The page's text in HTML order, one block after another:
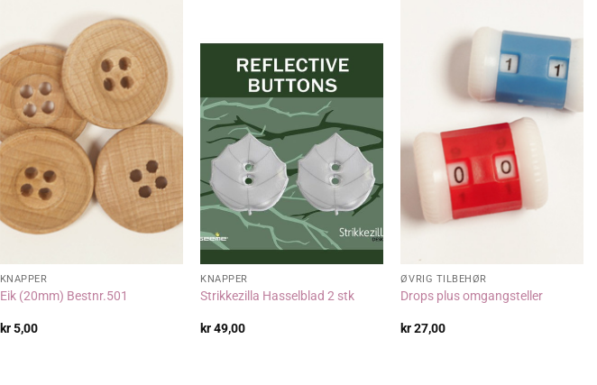
KNAPPER
Eik (20mm) Bestnr.501
kr5,00
KNAPPER
Strikkezilla Hasselblad 2 stk
kr49,00
ØVRIG TILBEHØR
Drops plus omgangsteller
kr27,00